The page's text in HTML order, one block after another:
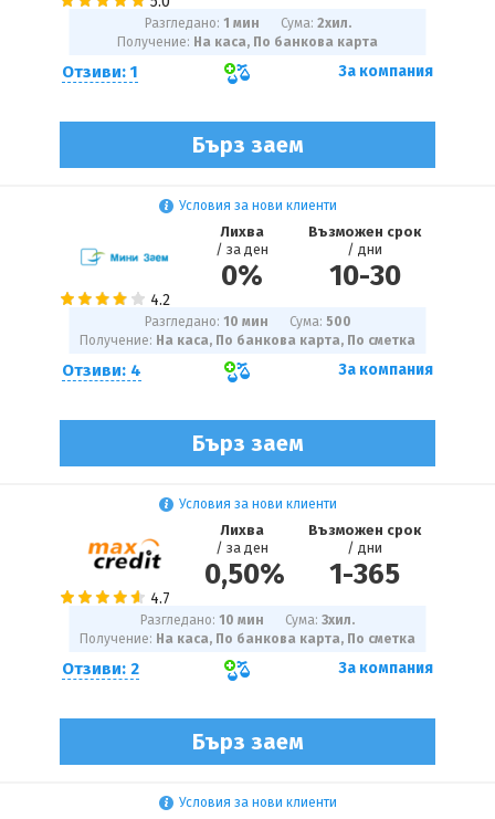
Отзиви: 1
Бърз заем
Разгледано: 1 мин Сума: 2хил.
Получение: На каса, По банкова карта
За компания
Условия за нови клиенти
Отзиви: 4
Лихва
/ за ден
0%
Възможен срок
/ дни
10-30
Бърз заем
Разгледано: 10 мин Сума: 500
Получение: На каса, По банкова карта, По сметка
За компания
Условия за нови клиенти
Отзиви: 2
Лихва
/ за ден
0,50%
Възможен срок
/ дни
1-365
Бърз заем
Разгледано: 10 мин Сума: 3хил.
Получение: На каса, По банкова карта, По сметка
За компания
Условия за нови клиенти